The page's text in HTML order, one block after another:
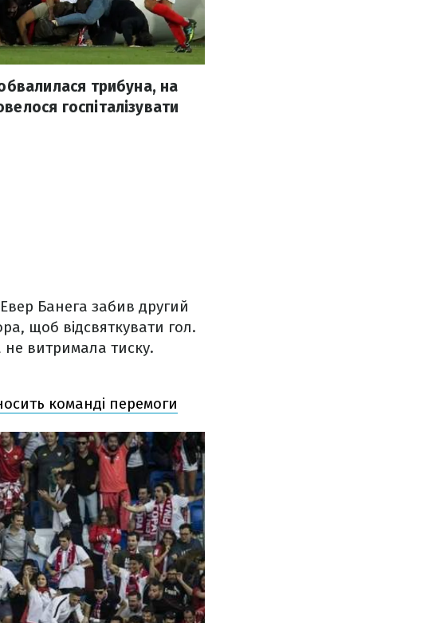
трибуна, на
госпіталізувати
Банега забив другий
щоб відсвяткувати гол.
витримала тиску.
команді перемоги